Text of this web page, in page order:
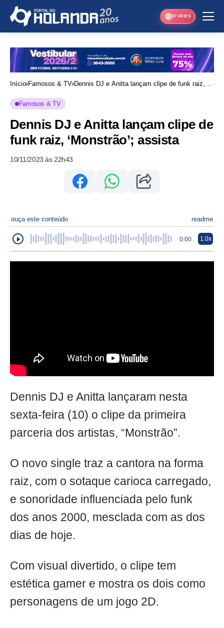
STORIES
Início Famosos & TV Dennis DJ e Anitta lançam clipe de funk raiz,
Famosos & TV
Dennis DJ e Anitta lançam clipe de
funk raiz, ‘Monstrão’; assista
10/11/2023 às 22h43
ouça este conteúdo readme
0:00 1.0x
Dennis DJ e Anitta lançaram nesta
sexta-feira (10) o clipe da primeira
parceria dos artistas, “Monstrão”.
O novo single traz a cantora na forma
raiz, com o sotaque carioca carregado,
e sonoridade influenciada pelo funk
dos anos 2000, mesclada com as dos
dias de hoje.
Com visual divertido, o clipe tem
estética gamer e mostra os dois como
personagens de um jogo 2D.